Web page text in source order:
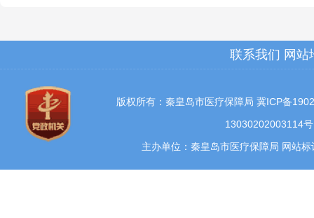
联系我们 网站
版权所有：秦皇岛市医疗保障局 冀ICP备
13030202003114号
主办单位：秦皇岛市医疗保障局 网站